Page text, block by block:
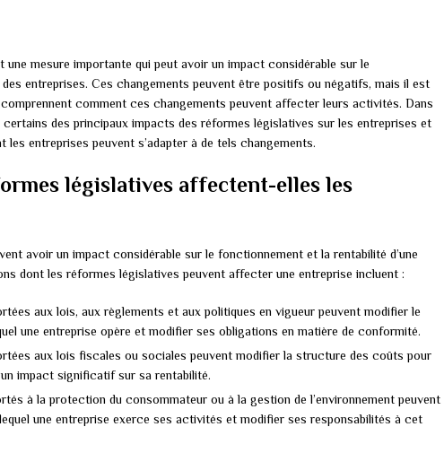
mesure importante qui peut avoir un impact considérable sur le
entreprises. Ces changements peuvent être positifs ou négatifs, mais il est
comment ces changements peuvent affecter leurs activités. Dans
des principaux impacts des réformes législatives sur les entreprises et
les entreprises peuvent s’adapter à de tels changements.
législatives affectent-elles les
avoir un impact considérable sur le fonctionnement et la rentabilité d’une
dont les réformes législatives peuvent affecter une entreprise incluent :
aux lois, aux règlements et aux politiques en vigueur peuvent modifier le
une entreprise opère et modifier ses obligations en matière de conformité.
aux lois fiscales ou sociales peuvent modifier la structure des coûts pour
impact significatif sur sa rentabilité.
à la protection du consommateur ou à la gestion de l’environnement peuvent
une entreprise exerce ses activités et modifier ses responsabilités à cet